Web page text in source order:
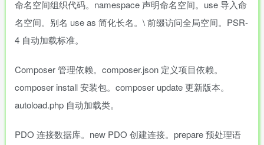
命名空间组织代码。namespace 声明命名空间。use 导入命
名空间。别名 use as 简化长名。\ 前缀访问全局空间。PSR-
4 自动加载标准。
Composer 管理依赖。composer.json 定义项目依赖。
composer install 安装包。composer update 更新版本。
autoload.php 自动加载类。
PDO 连接数据库。new PDO 创建连接。prepare 预处理语